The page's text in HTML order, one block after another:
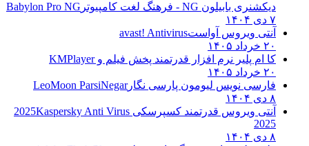
دیکشنری بابیلون NG - فرهنگ لغت کامپیوتر
Babylon Pro NG
۷ دی ۱۴۰۴
آنتی ویروس آواستavast! Antivirus
۲۰ خرداد ۱۴۰۵
کا ام پلیر نرم افزار قدرتمند پخش فیلم وKMPlayer
۲۰ خرداد ۱۴۰۵
فارسی نویس لیومون پارسی نگارLeoMoon ParsiNegar
۸ دی ۱۴۰۴
آنتی ویروس قدرتمند کسپرسکی 2025 Kaspersky Anti Virus
2025
۸ دی ۱۴۰۴